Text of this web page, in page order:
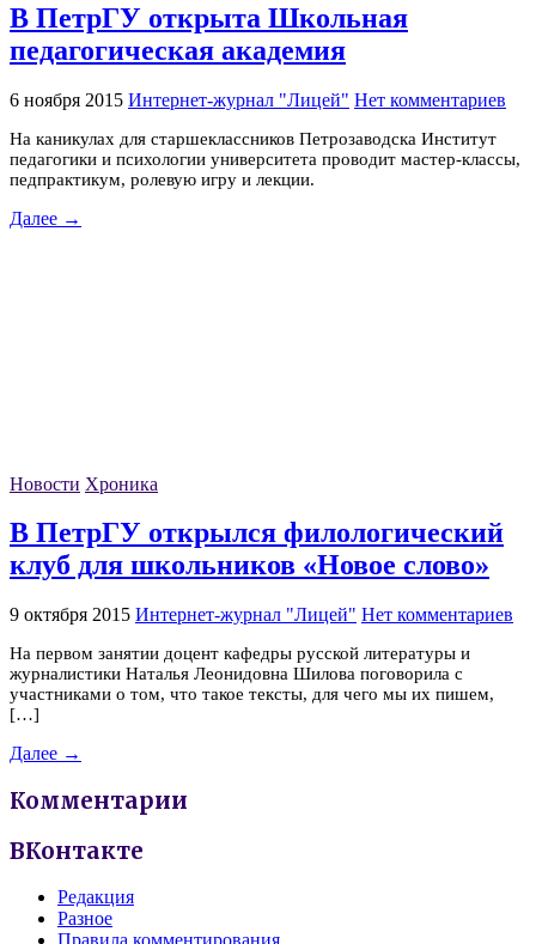
В ПетрГУ открыта Школьная
педагогическая академия
6 ноября 2015 Интернет-журнал "Лицей" Нет комментариев
На каникулах для старшеклассников Петрозаводска Институт
педагогики и психологии университета проводит мастер-классы,
педпрактикум, ролевую игру и лекции.
Далее →
Новости Хроника
В ПетрГУ открылся филологический
клуб для школьников «Новое слово»
9 октября 2015 Интернет-журнал "Лицей" Нет комментариев
На первом занятии доцент кафедры русской литературы и
журналистики Наталья Леонидовна Шилова поговорила с
участниками о том, что такое тексты, для чего мы их пишем,
[…]
Далее →
Комментарии
ВКонтакте
Редакция
Разное